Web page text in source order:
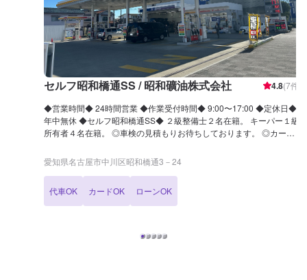
セルフ昭和橋通SS / 昭和礦油株式会社 4.8(7件)
◆営業時間◆ 24時間営業 ◆作業受付時間◆ 9:00〜17:00 ◆定休日◆
年中無休 ◆セルフ昭和橋通SS◆ ２級整備士２名在籍。 キーパー１級
所有者４名在籍。 ◎車検の見積もりお待ちしております。 ◎カーコ
任せください！ ◆アクセス◆ 当店は国道1号線沿いにございます。 ま
た、昭和橋通3交差点の近く「エネオス オブリステーション昭和橋
愛知県名古屋市中川区昭和橋通3－24
代車OK カードOK ローンOK